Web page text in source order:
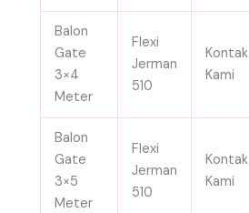
Balon
Gate
3×4
Meter
Flexi
Jerman
510
Kontak
Kami
Balon
Gate
3×5
Meter
Flexi
Jerman
510
Kontak
Kami